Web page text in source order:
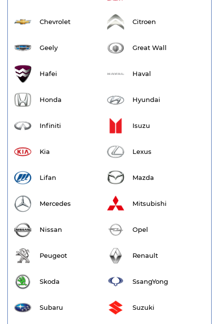
Chevrolet Citroen
Geely Great Wall
Hafei Haval
Honda Hyundai
Infiniti Isuzu
Kia Lexus
Lifan Mazda
Mercedes Mitsubishi
Nissan Opel
Peugeot Renault
Skoda SsangYong
Subaru Suzuki